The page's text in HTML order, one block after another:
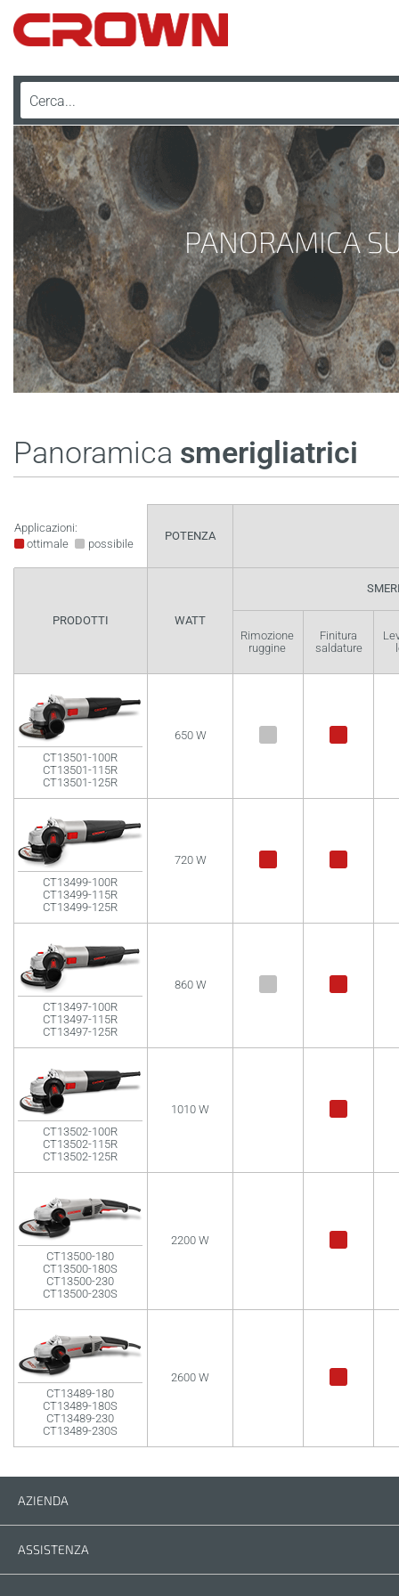
PANORAMICA
Panoramica smerigliatrici
Applicazioni:
ottimale
possibile
POTENZA
PRODOTTI WATT
Rimozione
ruggine
Finitura
saldature
CT13501-100R
CT13501-115R
CT13501-125R
650 W
CT13499-100R
CT13499-115R
CT13499-125R
720 W
CT13497-100R
CT13497-115R
CT13497-125R
860 W
CT13502-100R
CT13502-115R
CT13502-125R
1010 W
CT13500-180
CT13500-180S
CT13500-230
CT13500-230S
2200 W
CT13489-180
CT13489-180S
CT13489-230
CT13489-230S
2600 W
AZIENDA
ASSISTENZA